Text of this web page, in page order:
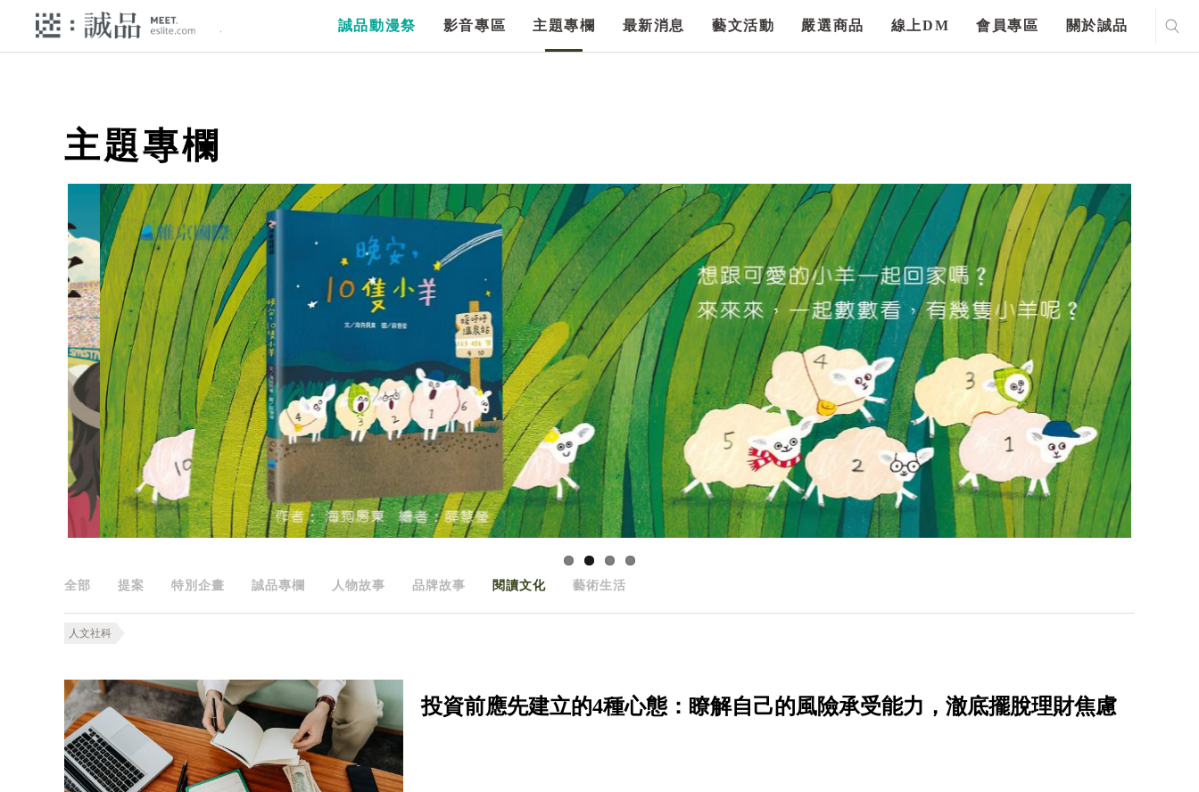
誠品動漫祭 影音專區 主題專欄 最新消息 藝文活動 嚴選商品 線上DM 會員專區 關於誠品
主題專欄
全部 提案 特別企畫 誠品專欄 人物故事 品牌故事 閱讀文化 藝術生活
人文社科
投資前應先建立的4種心態：瞭解自己的風險承受能力，澈底擺脫理財焦慮